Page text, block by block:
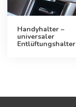
Handyhalter –
universaler
Entlüftungshalter